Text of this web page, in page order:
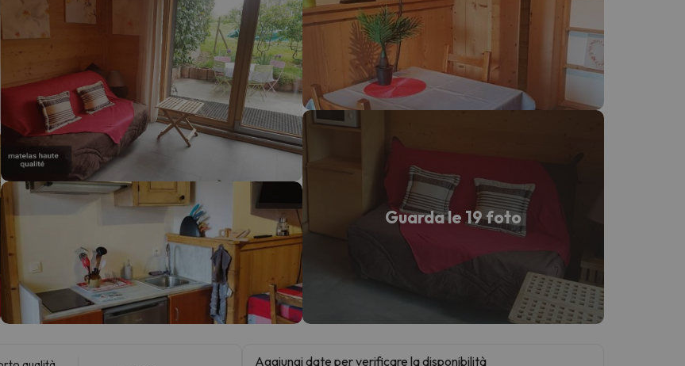
alla sua ricerca. Provare a modificare la destinazione.
Non appena troverà la bussola, tornerà.
Guarda le 19 foto
Aggiungi date per verificare la disponibilità